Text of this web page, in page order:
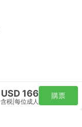
USD 166
含税 每位成人
購票